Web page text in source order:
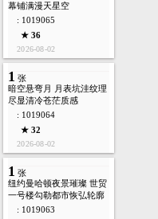
幕铺满漫天星空
: 1019065
★ 36
2026-08-02
1 张
暗空悬弯月 月表坑洼纹理
尽显清冷苍茫质感
: 1019064
★ 32
2026-08-02
1 张
纽约曼哈顿夜景璀璨 世贸
一号楼勾勒都市恢弘轮廓
: 1019063